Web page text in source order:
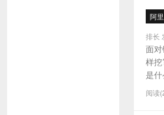
阿
排长
面
样
是
阅读